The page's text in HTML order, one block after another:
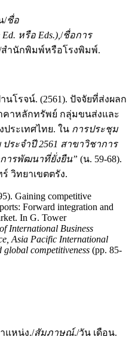
/ชื่อ
Ed. หรือ Eds.), /ชื่อการ
ำนักพิมพ์หรือโรงพิมพ์.
โรจน์. (2561). ปัจจัยที่ส่งผลก
าหลักทรัพย์ กลุ่มขนส่งและ
ระเทศไทย. ใน การประชุม
ประจำปี2561 สาขาวิชาการ
การพัฒนาที่ยั่งยืน” (น. 59-68).
วิทยาเขตตรัง.
Gaining competitive
Forward integration and
In G. Tower
International Business
Asia Pacific International
competitiveness (pp. 85-
แหน่ง./สัมภาษณ์./วัน เดือน.